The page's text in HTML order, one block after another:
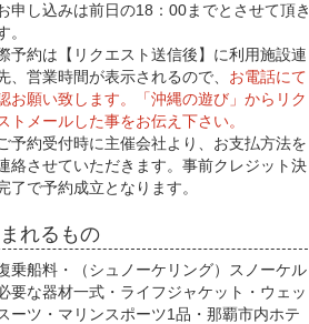
申し込みは前日の18：00までとさせて頂き
。
予約は【リクエスト送信後】に利用施設連
、営業時間が表示されるので、 お電話にて
お願い致します。「沖縄の遊び」からリク
トメールした事をお伝え下さい。
予約受付時に主催会社より、お支払方法を
絡させていただきます。事前クレジット決
了で予約成立となります。
れるもの
乗船料・（シュノーケリング）スノーケル
要な器材一式・ライフジャケット・ウェッ
ーツ・マリンスポーツ1品・那覇市内ホテ